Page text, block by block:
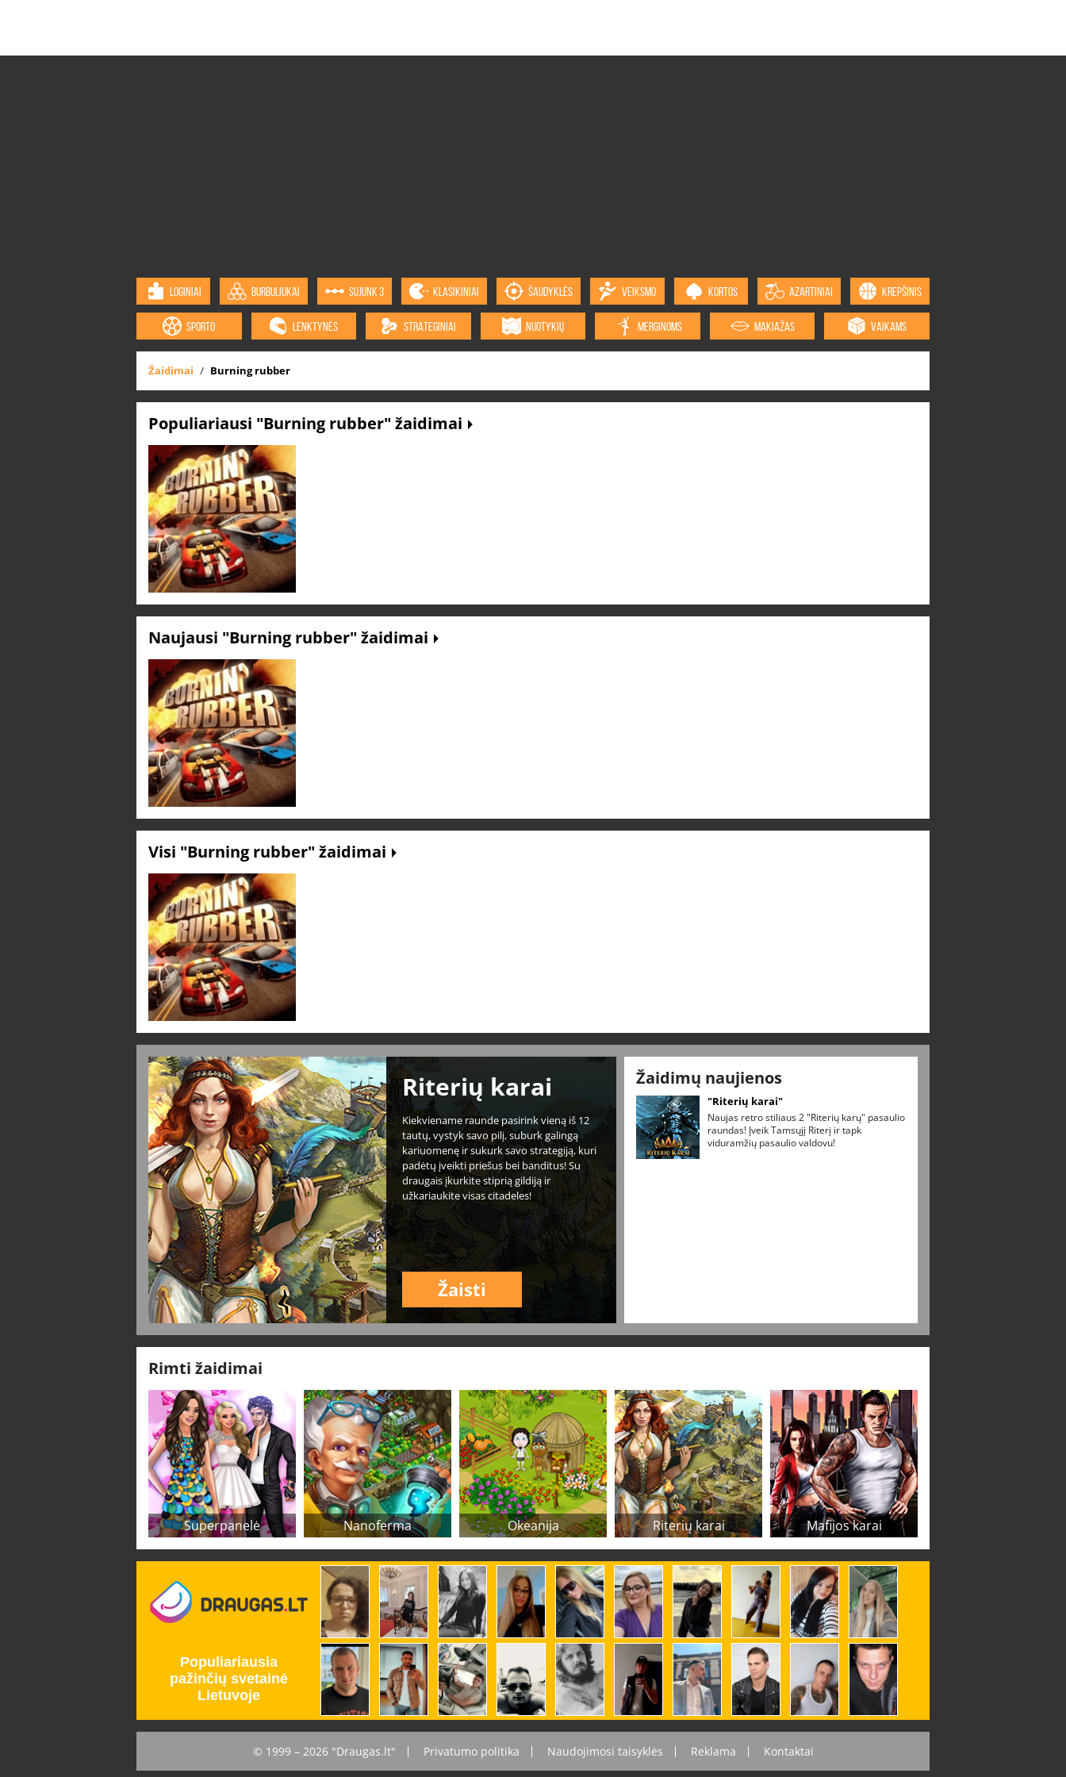
LOGINIAI BURBULIUKAI SUJUNK 3 KLASIKINIAI ŠAUDYKLĖS VEIKSMO KORTOS AZARTINIAI KREPŠINIS
SPORTO LENKTYNĖS STRATEGINIAI NUOTYKIŲ MERGINOMS MAKIAŽAS VAIKAMS
Žaidimai Burning rubber
Populiariausi "Burning rubber" žaidimai
Naujausi "Burning rubber" žaidimai
Visi "Burning rubber" žaidimai
Riterių karai
Kiekviename raunde pasirink vieną iš 12
tautų, vystyk savo pilį, suburk galingą
kariuomenę ir sukurk savo strategiją, kuri
padėtų įveikti priešus bei banditus! Su
draugais įkurkite stiprią gildiją ir
užkariaukite visas citadeles!
Žaisti
Žaidimų naujienos
"Riterių karai"
Naujas retro stiliaus 2 "Riterių karų" pasaulio
raundas! Įveik Tamsųjį Riterį ir tapk
viduramžių pasaulio valdovu!
Rimti žaidimai
Superpanelė Nanoferma Okeanija Riterių karai Mafijos karai
© 1999 – 2026 "Draugas.lt" Privatumo politika Naudojimosi taisyklės Reklama Kontaktai